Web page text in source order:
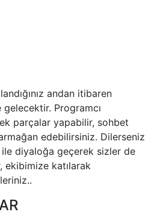
andan itibaren
gelecektir. Programcı
parçalar yapabilir, sohbet
edebilirsiniz. Dilerseniz
ile diyaloğa geçerek sizler de
ekibimize katılarak